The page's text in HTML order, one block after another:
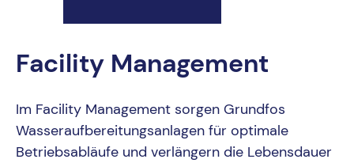
Facility Management
Im Facility Management sorgen Grundfos
Wasseraufbereitungsanlagen für optimale
Betriebsabläufe und verlängern die Lebensdauer